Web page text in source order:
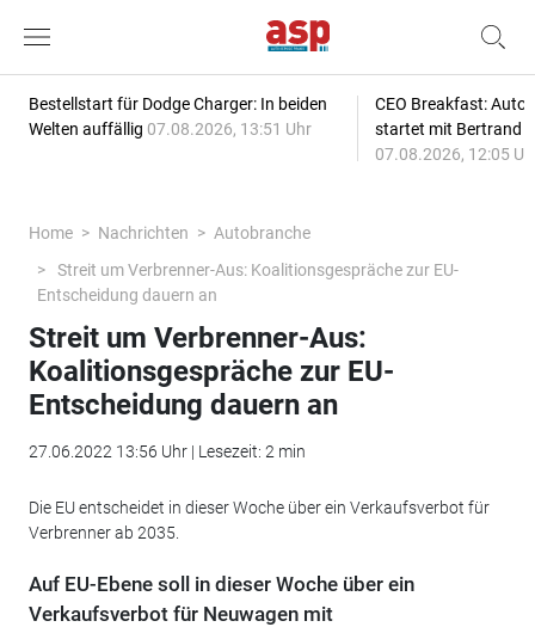
Bestellstart für Dodge Charger: In beiden
Welten auffällig 07.08.2026, 13:51 Uhr
CEO Breakfast:
startet mit Bertrand
07.08.2026, 12:05
Home Nachrichten
Autobranche
Streit um Verbrenner-Aus: Koalitionsgespräche zur EU-
Entscheidung dauern an
Streit um Verbrenner-Aus:
Koalitionsgespräche zur EU-
Entscheidung dauern an
27.06.2022 13:56 Uhr | Lesezeit: 2 min
Die EU entscheidet in dieser Woche über ein Verkaufsverbot für
Verbrenner ab 2035.
Auf EU-Ebene soll in dieser Woche über ein
Verkaufsverbot für Neuwagen mit